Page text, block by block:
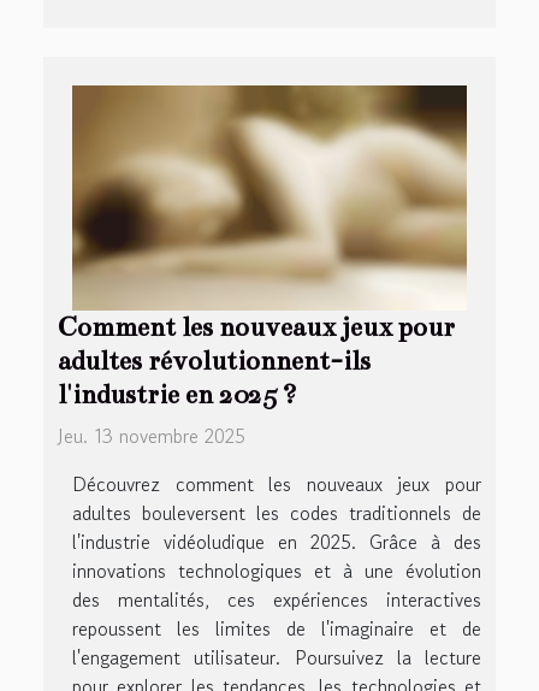
Comment les nouveaux jeux pour
adultes révolutionnent-ils
l'industrie en 2025 ?
Jeu. 13 novembre 2025
Découvrez comment les nouveaux jeux pour
adultes bouleversent les codes traditionnels de
l'industrie vidéoludique en 2025. Grâce à des
innovations technologiques et à une évolution
des mentalités, ces expériences interactives
repoussent les limites de l'imaginaire et de
l'engagement utilisateur. Poursuivez la lecture